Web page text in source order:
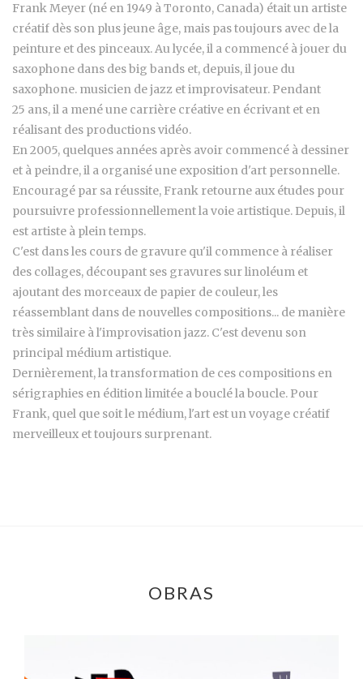
Frank Meyer (né en 1949 à Toronto, Canada) était un artiste
créatif dès son plus jeune âge, mais pas toujours avec de la
peinture et des pinceaux. Au lycée, il a commencé à jouer du
saxophone dans des big bands et, depuis, il joue du
saxophone. musicien de jazz et improvisateur. Pendant
25 ans, il a mené une carrière créative en écrivant et en
réalisant des productions vidéo.
En 2005, quelques années après avoir commencé à dessiner
et à peindre, il a organisé une exposition d'art personnelle.
Encouragé par sa réussite, Frank retourne aux études pour
poursuivre professionnellement la voie artistique. Depuis, il
est artiste à plein temps.
C'est dans les cours de gravure qu'il commence à réaliser
des collages, découpant ses gravures sur linoléum et
ajoutant des morceaux de papier de couleur, les
réassemblant dans de nouvelles compositions... de manière
très similaire à l'improvisation jazz. C'est devenu son
principal médium artistique.
Dernièrement, la transformation de ces compositions en
sérigraphies en édition limitée a bouclé la boucle. Pour
Frank, quel que soit le médium, l'art est un voyage créatif
merveilleux et toujours surprenant.
OBRAS